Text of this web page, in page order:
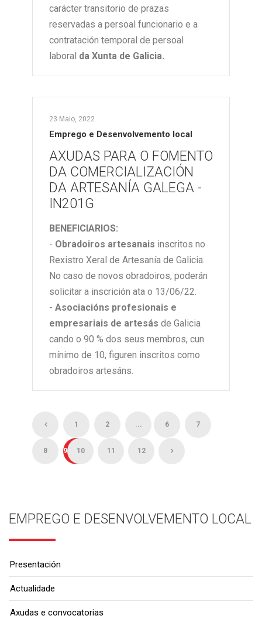
carácter transitorio de prazas
reservadas a persoal funcionario e a
contratación temporal de persoal
laboral da Xunta de Galicia.
23 Maio, 2022
Emprego e Desenvolvemento local
AXUDAS PARA O FOMENTO
DA COMERCIALIZACIÓN
DA ARTESANÍA GALEGA -
IN201G
BENEFICIARIOS:
- Obradoiros artesanais inscritos no
Rexistro Xeral de Artesanía de Galicia.
No caso de novos obradoiros, poderán
solicitar a inscrición ata o 13/06/22.
- Asociacións profesionais e
empresariais de artesás de Galicia
cando o 90 % dos seus membros, cun
mínimo de 10, figuren inscritos como
obradoiros artesáns.
1 2 ... 6 7
8 9 10 11 12
EMPREGO E DESENVOLVEMENTO LOCAL
Presentación
Actualidade
Axudas e convocatorias